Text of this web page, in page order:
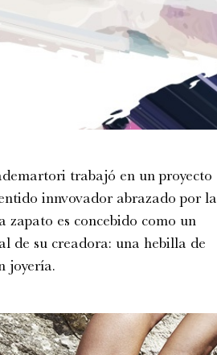
trabajó en un proyecto
innvovador abrazado por la
zapato es concebido como un
de su creadora: una hebilla de
joyería.